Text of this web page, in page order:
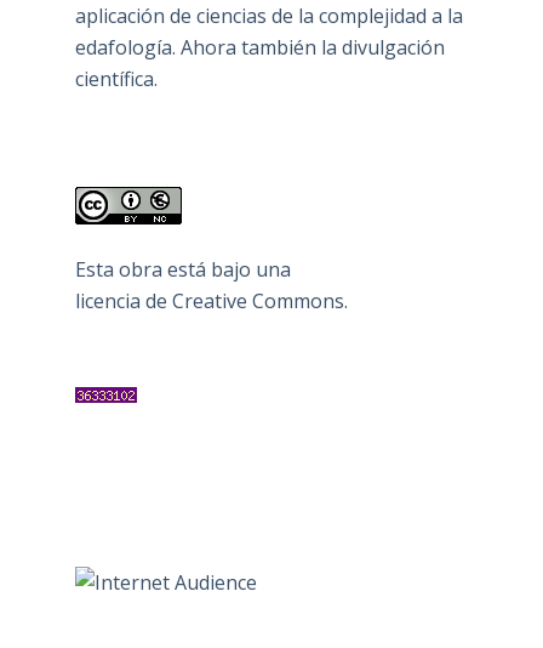
aplicación de ciencias de la complejidad a la
edafología. Ahora también la divulgación
científica.
Esta obra está bajo una
licencia de Creative Commons.